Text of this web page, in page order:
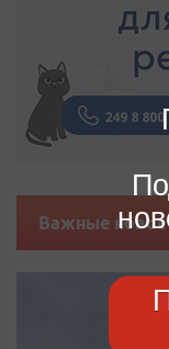
Важные